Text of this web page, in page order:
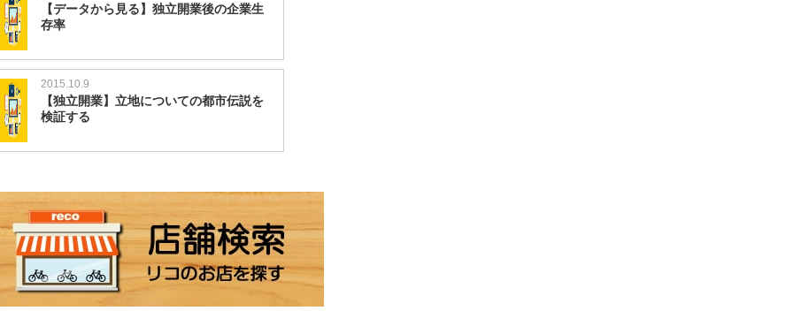
【データから見る】独立開業後の企業生
存率
2015.10.9
【独立開業】立地についての都市伝説を
検証する